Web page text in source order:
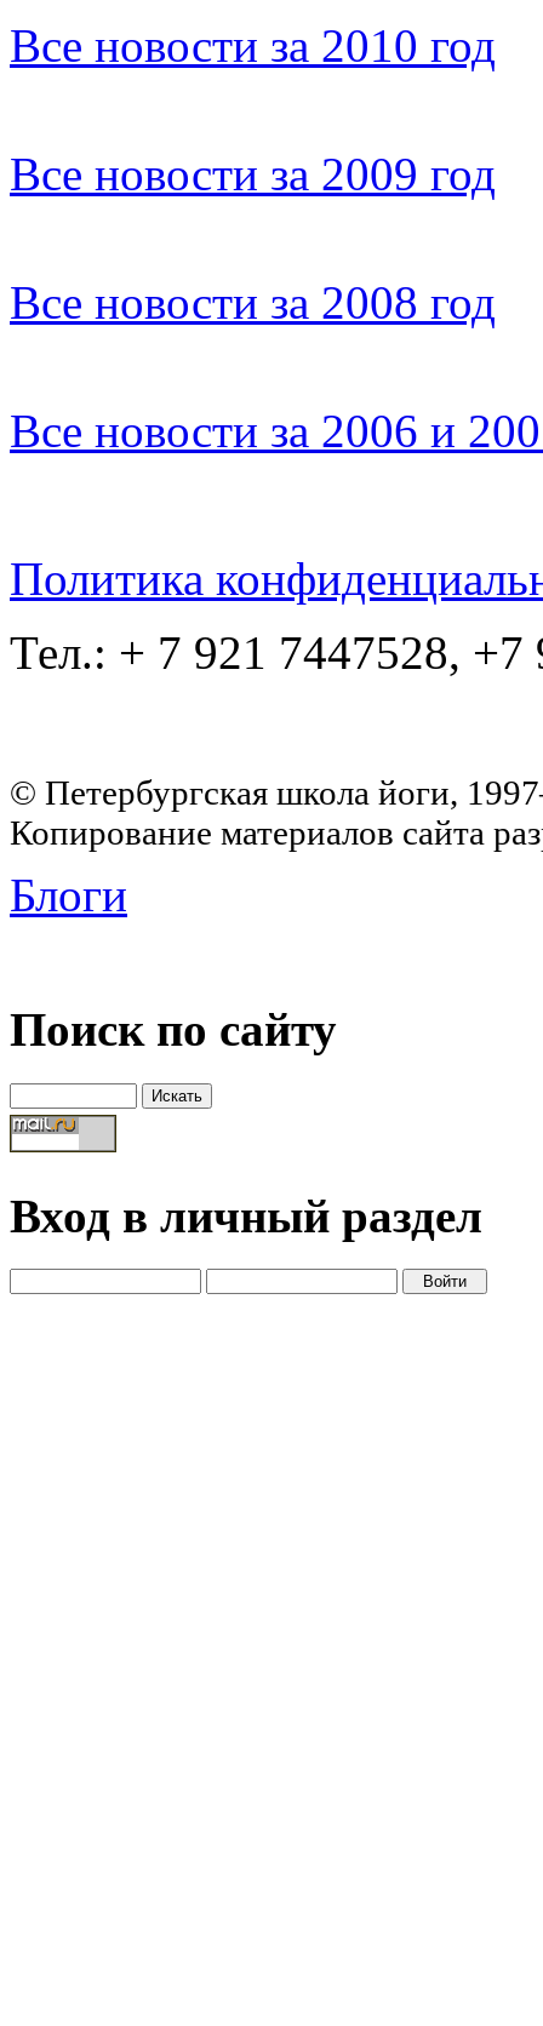
Все новости за 2010 год
Все новости за 2009 год
Все новости за 2008 год
Все новости за 2006 и
Политика
Тел.: + 7 921 7447528, +7
© Петербургская школа йоги,
Копирование материалов сайта
Блоги
Поиск по сайту
Вход в личный раздел